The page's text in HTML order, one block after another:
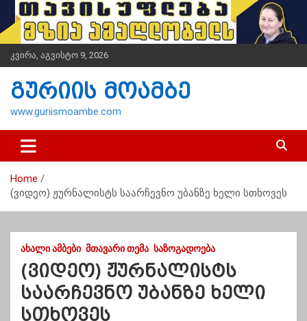
i
t
n
კვირა, აგვისტო 9, 2026
გურიის მოამბე
www.guriismoambe.com
Home
(ვიდეო) ჟურნალისტს საარჩევნო უბანზე ხელი სთხოვეს
ᲐᲮᲐᲚᲘ ᲐᲛᲑᲔᲑᲘ ᲛᲗᲐᲕᲐᲠᲘ ᲗᲔᲛᲐ ᲡᲐᲖᲝᲒᲐᲓᲝᲔᲑᲐ
(ვიდეო) ჟურნალისტს
საარჩევნო უბანზე ხელი
სთხოვეს